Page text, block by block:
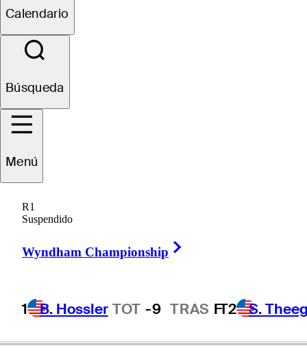
Calendario
Búsqueda
Menú
R1
Suspendido
Wyndham Championship
1 B. Hossler TOT -9 TRAS FT2 S.
Kevin